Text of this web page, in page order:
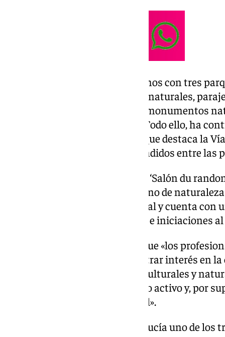
Ruiz ha incidido en que «contamos con tres
mundial de la Unesco, reservas naturales,
Biosfera, parques periurbanos, monumentos
recorrido y reservas Starlight». Todo ello, ha
tramos de vías verdes, entre la que destaca la
Andalucía, con 128 km comprendidos entre las
La diputada ha recalcado que el ‘Salón du
referente en el ámbito del turismo de
profesional como de público final y cuenta con
conferencias, talleres prácticos e iniciaciones
Del mismo modo, ha indicado que «los
nuestro mostrador suelen mostrar interés en
la provincia, variedad de rutas culturales y
opciones para practicar turismo activo y, por
turismo cultural y monumental».
«Francia representa para Andalucía uno de